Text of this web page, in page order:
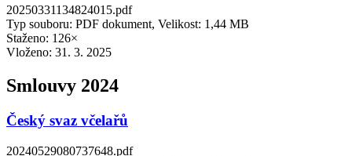
20250331134824015.pdf
Typ souboru: PDF dokument, Velikost: 1,44 MB
Staženo: 126×
Vloženo: 31. 3. 2025
Smlouvy 2024
Český svaz včelařů
20240529080737648.pdf